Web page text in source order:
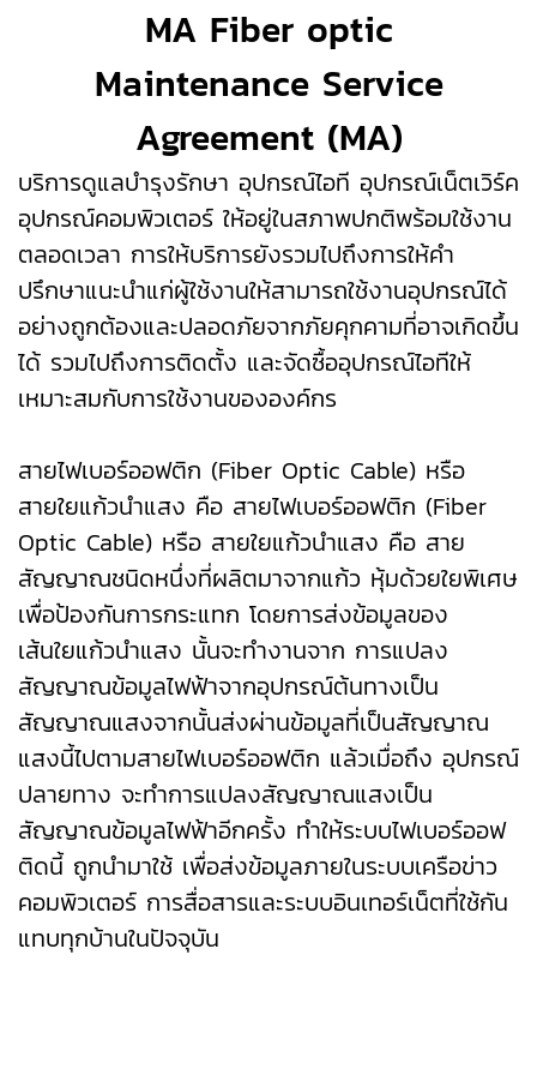
MA Fiber optic
Maintenance Service
Agreement (MA)
บริการดูแลบำรุงรักษา อุปกรณ์ไอที อุปกรณ์เน็ตเวิร์ค
อุปกรณ์คอมพิวเตอร์ ให้อยู่ในสภาพปกติพร้อมใช้งาน
ตลอดเวลา การให้บริการยังรวมไปถึงการให้คำ
ปรึกษาแนะนำแก่ผู้ใช้งานให้สามารถใช้งานอุปกรณ์ได้
อย่างถูกต้องและปลอดภัยจากภัยคุกคามที่อาจเกิดขึ้น
ได้ รวมไปถึงการติดตั้ง และจัดซื้ออุปกรณ์ไอทีให้
เหมาะสมกับการใช้งานขององค์กร
สายไฟเบอร์ออฟติก (Fiber Optic Cable) หรือ
สายใยแก้วนําแสง คือ สายไฟเบอร์ออฟติก (Fiber
Optic Cable) หรือ สายใยแก้วนําแสง คือ สาย
สัญญาณชนิดหนึ่งที่ผลิตมาจากแก้ว หุ้มด้วยใยพิเศษ
เพื่อป้องกันการกระแทก โดยการส่งข้อมูลของ
เส้นใยแก้วนำแสง นั้นจะทำงานจาก การแปลง
สัญญาณข้อมูลไฟฟ้าจากอุปกรณ์ต้นทางเป็น
สัญญาณแสงจากนั้นส่งผ่านข้อมูลที่เป็นสัญญาณ
แสงนี้ไปตามสายไฟเบอร์ออฟติก แล้วเมื่อถึง อุปกรณ์
ปลายทาง จะทำการแปลงสัญญาณแสงเป็น
สัญญาณข้อมูลไฟฟ้าอีกครั้ง ทำให้ระบบไฟเบอร์ออฟ
ติดนี้ ถูกนำมาใช้ เพื่อส่งข้อมูลภายในระบบเครือข่าว
คอมพิวเตอร์ การสื่อสารและระบบอินเทอร์เน็ตที่ใช้กัน
แทบทุกบ้านในปัจจุบัน